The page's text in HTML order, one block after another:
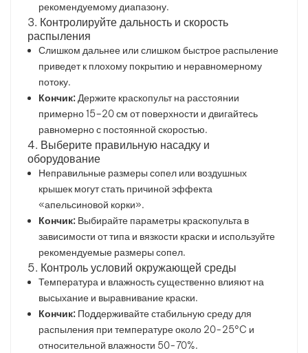
рекомендуемому диапазону.
3. Контролируйте дальность и скорость
распыления
Слишком дальнее или слишком быстрое распыление
приведет к плохому покрытию и неравномерному
потоку.
Кончик:Держите краскопульт на расстоянии
примерно 15–20 см от поверхности и двигайтесь
равномерно с постоянной скоростью.
4. Выберите правильную насадку и
оборудование
Неправильные размеры сопел или воздушных
крышек могут стать причиной эффекта
«апельсиновой корки».
Кончик: Выбирайте параметры краскопульта в
зависимости от типа и вязкости краски и используйте
рекомендуемые размеры сопел.
5. Контроль условий окружающей среды
Температура и влажность существенно влияют на
высыхание и выравнивание краски.
Кончик: Поддерживайте стабильную среду для
распыления при температуре около 20-25°C и
относительной влажности 50-70%.